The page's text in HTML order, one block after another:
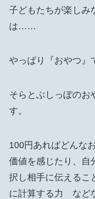
子どもたちが楽しみ
は……
やっぱり『おやつ』
そらとぶしっぽのお
す。
100円あればどんな
価値を感じたり、自
択し相手に伝えるこ
に計算する力 など